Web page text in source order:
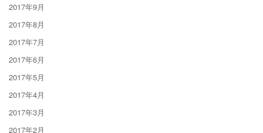
2017年9月
2017年8月
2017年7月
2017年6月
2017年5月
2017年4月
2017年3月
2017年2月